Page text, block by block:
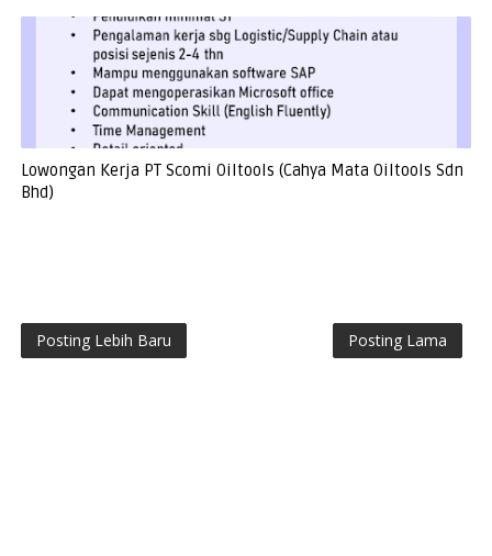
Lowongan Kerja PT Scomi Oiltools (Cahya Mata Oiltools Sdn
Bhd)
Posting Lebih Baru Posting Lama